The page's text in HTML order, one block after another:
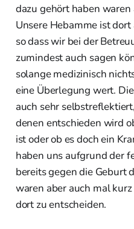
dazu gehört haben
Unsere Hebamme ist
so dass wir bei der
zumindest auch sagen
solange medizinisch
eine Überlegung wert.
auch sehr
denen entschieden wird
ist oder ob es doch ein
haben uns aufgrund der
bereits gegen die Geburt
waren aber auch mal
dort zu entscheiden.